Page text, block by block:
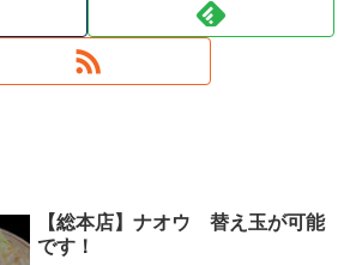
【総本店】ナオウ 替え玉が可能
です！